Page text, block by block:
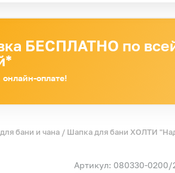
БЕСПЛАТНО по
онлайн-оплате!
бани и чана / Шапка для бани ХОЛТИ
Артикул: 080330-0200/